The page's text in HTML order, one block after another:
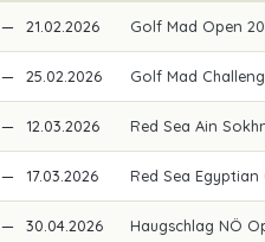
— 21.02.2026 Golf Mad Open
— 25.02.2026 Golf Mad
— 12.03.2026 Red Sea Ain
— 17.03.2026 Red Sea
— 30.04.2026 Haugschlag NÖ